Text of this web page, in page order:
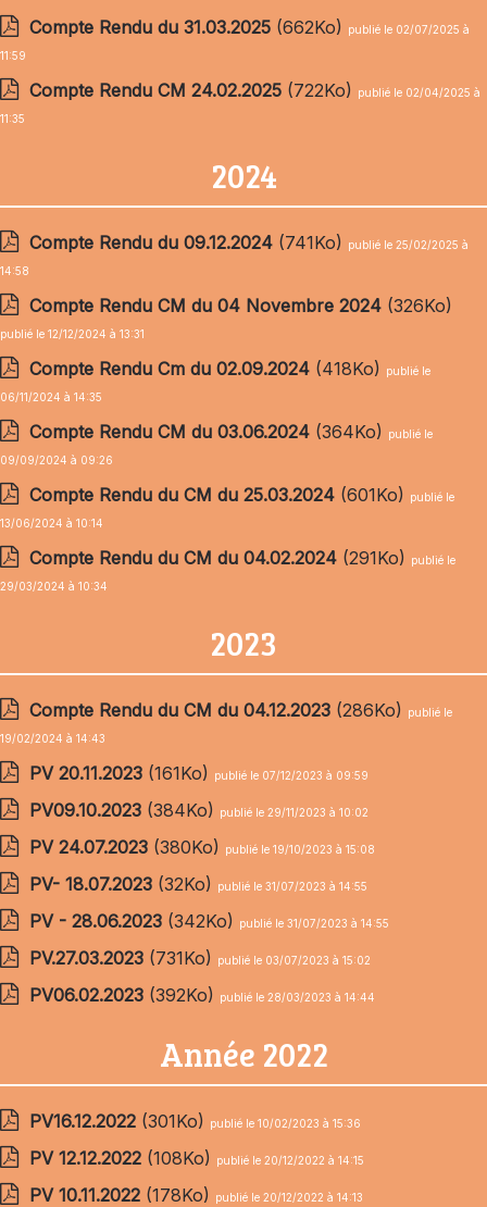
Compte Rendu du 31.03.2025 (662Ko)
publié le 02/07/2025 à
11:59
Compte Rendu CM 24.02.2025 (722Ko)
publié le 02/04/2025 à
11:35
2024
Compte Rendu du 09.12.2024 (741Ko)
publié le 25/02/2025 à
14:58
Compte Rendu CM du 04 Novembre 2024 (326Ko)
publié le 12/12/2024 à 13:31
Compte Rendu Cm du 02.09.2024 (418Ko)
publié le
06/11/2024 à 14:35
Compte Rendu CM du 03.06.2024 (364Ko)
publié le
09/09/2024 à 09:26
Compte Rendu du CM du 25.03.2024 (601Ko)
publié le
13/06/2024 à 10:14
Compte Rendu du CM du 04.02.2024 (291Ko)
publié le
29/03/2024 à 10:34
2023
Compte Rendu du CM du 04.12.2023 (286Ko)
publié le
19/02/2024 à 14:43
PV 20.11.2023 (161Ko) publié le 07/12/2023 à 09:59
PV09.10.2023 (384Ko) publié le 29/11/2023 à 10:02
PV 24.07.2023 (380Ko) publié le 19/10/2023 à 15:08
PV- 18.07.2023 (32Ko) publié le 31/07/2023 à 14:55
PV - 28.06.2023 (342Ko) publié le 31/07/2023 à 14:55
PV.27.03.2023 (731Ko) publié le 03/07/2023 à 15:02
PV06.02.2023 (392Ko) publié le 28/03/2023 à 14:44
Année 2022
PV16.12.2022 (301Ko) publié le 10/02/2023 à 15:36
PV 12.12.2022 (108Ko) publié le 20/12/2022 à 14:15
PV 10.11.2022 (178Ko) publié le 20/12/2022 à 14:13